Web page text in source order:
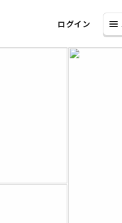
ログイン